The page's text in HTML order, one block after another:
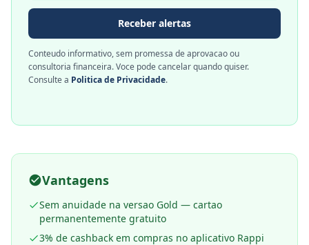
Receber alertas
Conteudo informativo, sem promessa de aprovacao ou
consultoria financeira. Voce pode cancelar quando quiser.
Consulte a Politica de Privacidade.
Vantagens
Sem anuidade na versao Gold — cartao
permanentemente gratuito
3% de cashback em compras no aplicativo Rappi